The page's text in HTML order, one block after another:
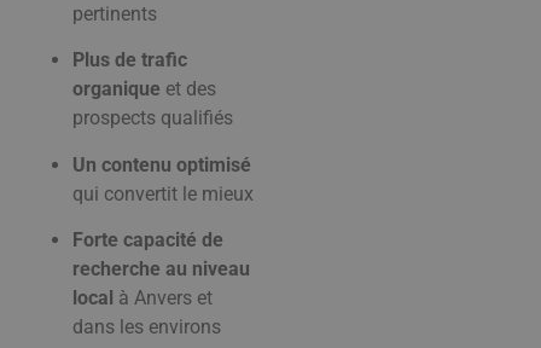
pertinents
Plus de trafic
organique et des
prospects qualifiés
Un contenu optimisé
qui convertit le mieux
Forte capacité de
recherche au niveau
local à Anvers et
dans les environs